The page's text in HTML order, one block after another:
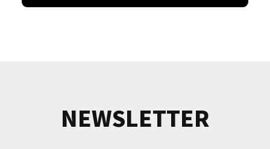
NEWSLETTER